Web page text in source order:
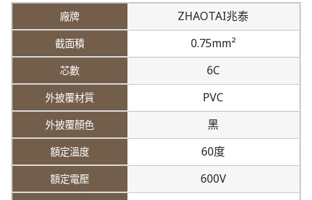
ZHAOTAI兆泰
0.75mm²
6C
PVC
黑
60度
600V